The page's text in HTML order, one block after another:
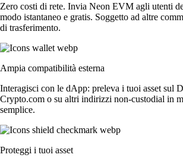
Zero costi di rete. Invia Neon EVM agli utenti
modo istantaneo e gratis. Soggetto ad altre
di trasferimento.
Ampia compatibilità esterna
Interagisci con le dApp: preleva i tuoi asset sul
Crypto.com o su altri indirizzi non-custodial in
semplice.
Proteggi i tuoi asset